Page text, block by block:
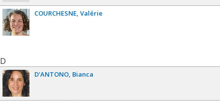
COURCHESNE Valérie
D
D'ANTONO Bianca